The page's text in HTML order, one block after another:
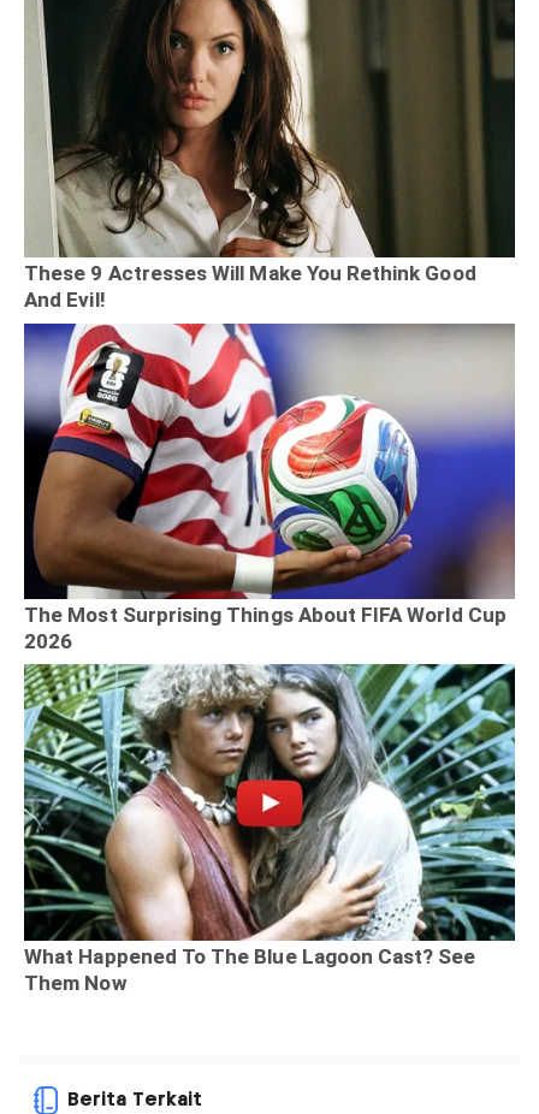
Berita Terkait